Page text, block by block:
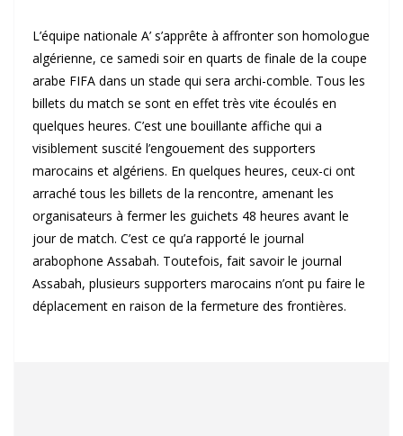
L’équipe nationale A’ s’apprête à affronter son homologue
algérienne, ce samedi soir en quarts de finale de la coupe
arabe FIFA dans un stade qui sera archi-comble. Tous les
billets du match se sont en effet très vite écoulés en
quelques heures. C’est une bouillante affiche qui a
visiblement suscité l’engouement des supporters
marocains et algériens. En quelques heures, ceux-ci ont
arraché tous les billets de la rencontre, amenant les
organisateurs à fermer les guichets 48 heures avant le
jour de match. C’est ce qu’a rapporté le journal
arabophone Assabah. Toutefois, fait savoir le journal
Assabah, plusieurs supporters marocains n’ont pu faire le
déplacement en raison de la fermeture des frontières.